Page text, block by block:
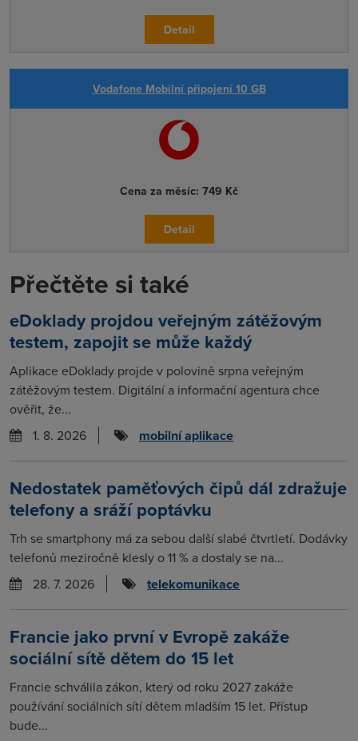
Detail
Vodafone Mobilní připojení 10 GB
Cena za měsíc: 749 Kč
Detail
Přečtěte si také
eDoklady projdou veřejným zátěžovým
testem, zapojit se může každý
Aplikace eDoklady projde v polovině srpna veřejným
zátěžovým testem. Digitální a informační agentura chce
ověřit, že...
1. 8. 2026
mobilní aplikace
Nedostatek paměťových čipů dál zdražuje
telefony a sráží poptávku
Trh se smartphony má za sebou další slabé čtvrtletí. Dodávky
telefonů meziročně klesly o 11 % a dostaly se na...
28. 7. 2026
telekomunikace
Francie jako první v Evropě zakáže
sociální sítě dětem do 15 let
Francie schválila zákon, který od roku 2027 zakáže
používání sociálních sítí dětem mladším 15 let. Přístup
bude...